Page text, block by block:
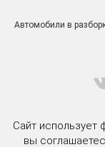
Автомобили в
Сайт использует
вы